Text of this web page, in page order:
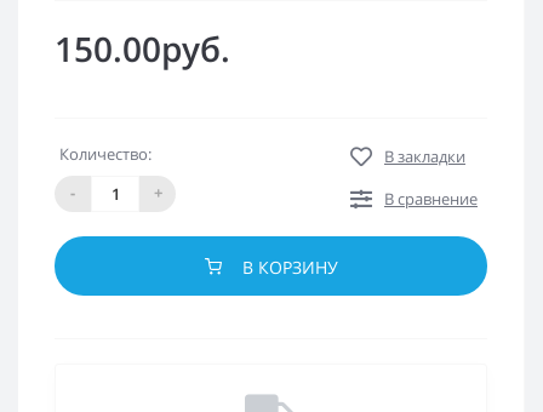
150.00руб.
Количество:
-
+
В закладки
В сравнение
В КОРЗИНУ